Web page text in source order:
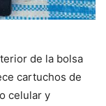
de la bolsa
cartuchos de
celular y